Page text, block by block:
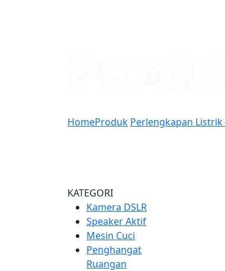
HomeProduk Perlengkapan
KATEGORI
Kamera DSLR
Speaker Aktif
Mesin Cuci
Penghangat
Ruangan